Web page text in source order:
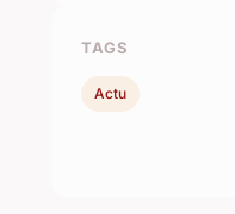
TAGS
Actu